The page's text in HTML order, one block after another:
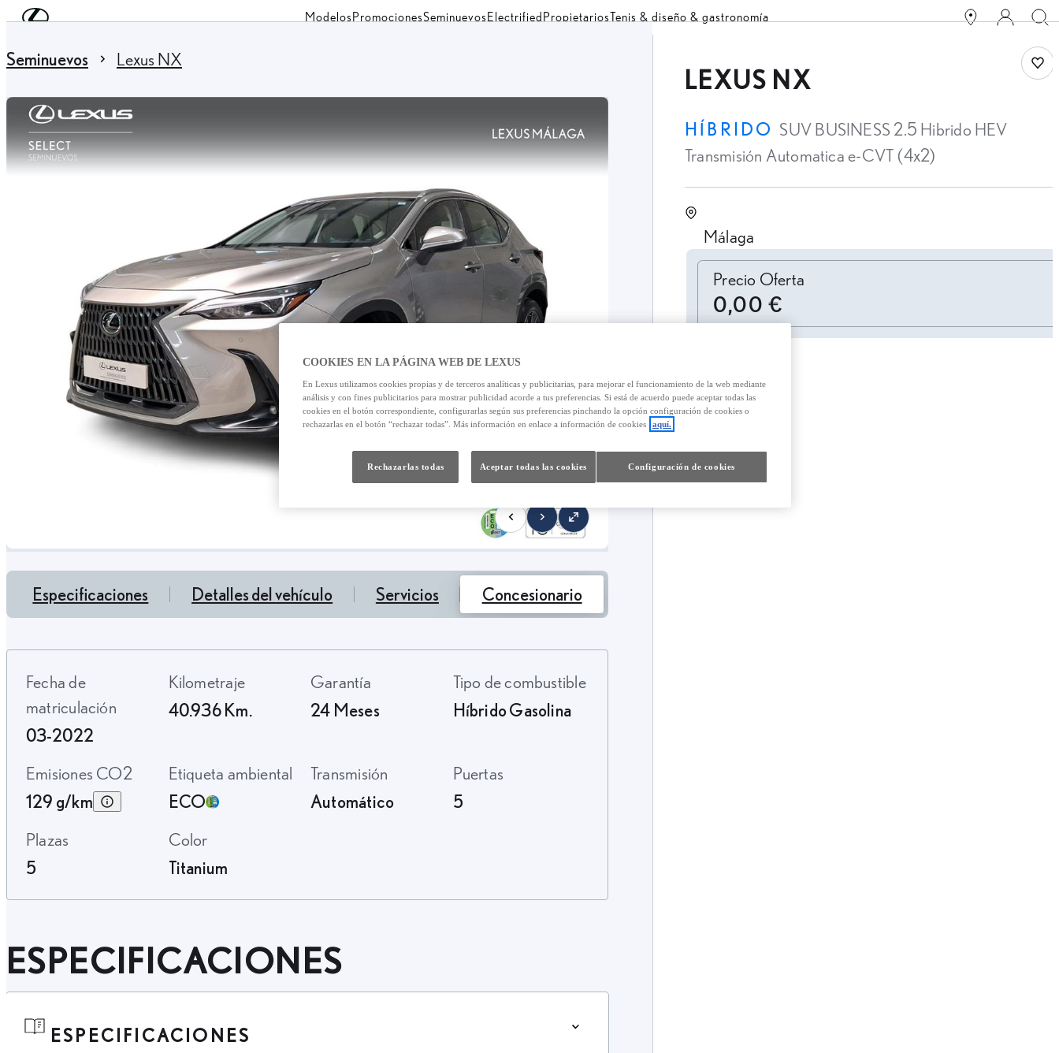
Skip to Main Content ModelosPromocionesSeminuevosElectrifiedPropietariosTenis & diseño & gastronomía
LEXUS NX
HÍBRIDO SUV BUSINESS 2.5 Hibrido HEV
Transmisión Automatica e-CVT (4x2)
Málaga
Personalizar cuota
Precio Oferta
0,00 €
Seminuevos Lexus NX
Especificaciones Detalles del vehículo Servicios Concesionario
Fecha de
matriculación
03-2022
Kilometraje
40.936 Km.
Garantía
24 Meses
Tipo de combustible
Híbrido Gasolina
Emisiones CO2
129 g/km
Etiqueta ambiental
ECO
Transmisión
Automático
Puertas
5
Plazas
5
Color
Titanium
ESPECIFICACIONES
ESPECIFICACIONES
COOKIES EN LA PÁGINA WEB DE LEXUS
En Lexus utilizamos cookies propias y de terceros analíticas y publicitarias, para mejorar el funcionamiento de la web mediante
análisis y con fines publicitarios para mostrar publicidad acorde a tus preferencias. Si está de acuerdo puede aceptar todas las
cookies en el botón correspondiente, configurarlas según sus preferencias pinchando la opción configuración de cookies o
rechazarlas en el botón “rechazar todas”. Más información en enlace a información de cookies
aquí.
Configuración de cookies
Rechazarlas todas Aceptar todas las cookies